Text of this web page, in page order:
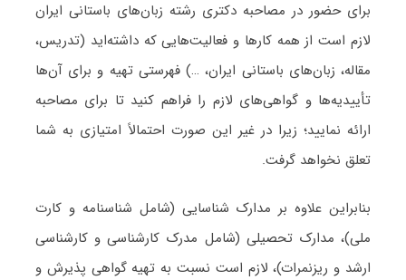
برای حضور در مصاحبه دکتری رشته زبان‌های باستانی ایران
لازم است از همه کارها و فعالیت‌هایی که داشته‌اید (تدریس،
مقاله، زبان‌های باستانی ایران، …) فهرستی تهیه و برای آن‌ها
تأییدیه‌ها و گواهی‌های لازم را فراهم کنید تا برای مصاحبه
ارائه نمایید؛ زیرا در غیر این صورت احتمالاً امتیازی به شما
تعلق نخواهد گرفت.
بنابراین علاوه بر مدارک شناسایی (شامل شناسنامه و کارت
ملی)، مدارک تحصیلی (شامل مدرک کارشناسی و کارشناسی
ارشد و ریزنمرات)، لازم است نسبت به تهیه گواهی پذیرش و